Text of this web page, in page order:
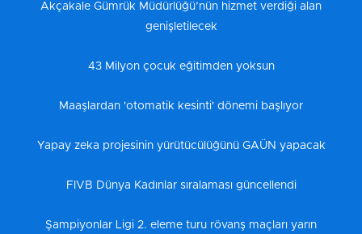
Akçakale Gümrük Müdürlüğü’nün hizmet verdiği alan
genişletilecek
43 Milyon çocuk eğitimden yoksun
Maaşlardan 'otomatik kesinti' dönemi başlıyor
Yapay zeka projesinin yürütücülüğünü GAÜN yapacak
FIVB Dünya Kadınlar sıralaması güncellendi
Şampiyonlar Ligi 2. eleme turu rövanş maçları yarın